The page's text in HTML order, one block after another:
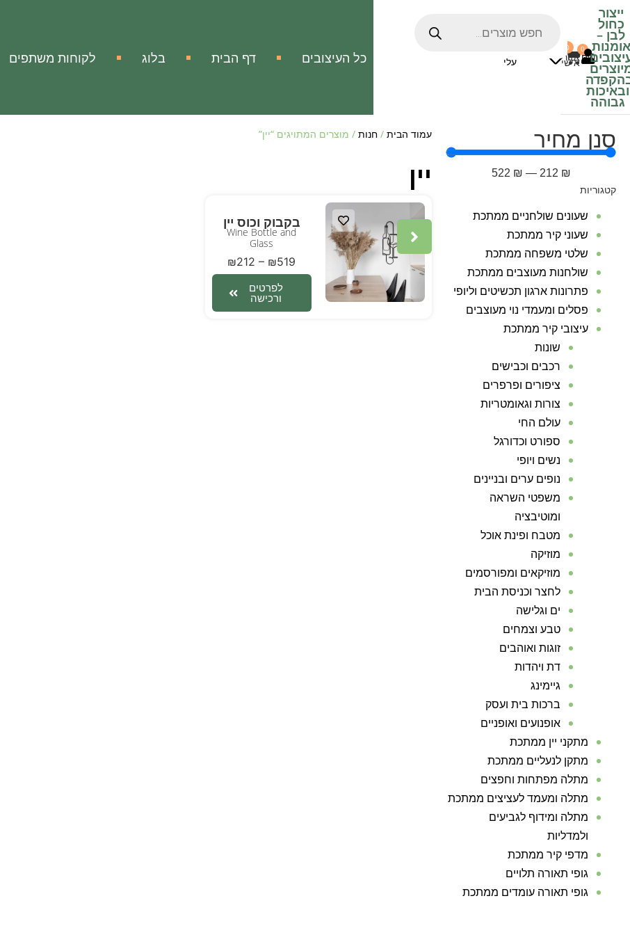
ייצור
כחול
לבן –
אומנות
ובאיכות
גבוהה
₪0
0
עלי
0
אזור
אישי כל העיצובים דף הבית בלוג לקוחות משתפים
סנן מחיר
₪
212
—
₪
522
קטגוריות
שעונים שולחניים ממתכת
שעוני קיר ממתכת
שלטי משפחה ממתכת
שולחנות מעוצבים ממתכת
פתרונות ארגון תכשיטים וליופי
פסלים ומעמדי נוי מעוצבים
עיצובי קיר ממתכת
שונות
רכבים וכבישים
ציפורים ופרפרים
צורות וגאומטריות
עולם החי
ספורט וכדורגל
נשים ויופי
נופים ערים ובניינים
משפטי השראה
ומוטיבציה
מטבח ופינת אוכל
מוזיקה
מוזיקאים ומפורסמים
לחצר וכניסת הבית
ים וגלישה
טבע וצמחים
זוגות ואוהבים
דת ויהדות
גיימינג
ברכות בית ועסק
אופנועים ואופניים
מתקני יין ממתכת
מתקן לנעליים ממתכת
מתלה מפתחות וחפצים
מתלה ומעמד לעציצים ממתכת
מתלה ומידוף לגביעים
ולמדליות
מדפי קיר ממתכת
גופי תאורה תלויים
גופי תאורה עומדים ממתכת
עמוד הבית/ חנות/ מוצרים המתויגים “יין”
יין
בקבוק וכוס יין
Wine Bottle and
Glass
₪212 – ₪519
לפרטים
ורכישה